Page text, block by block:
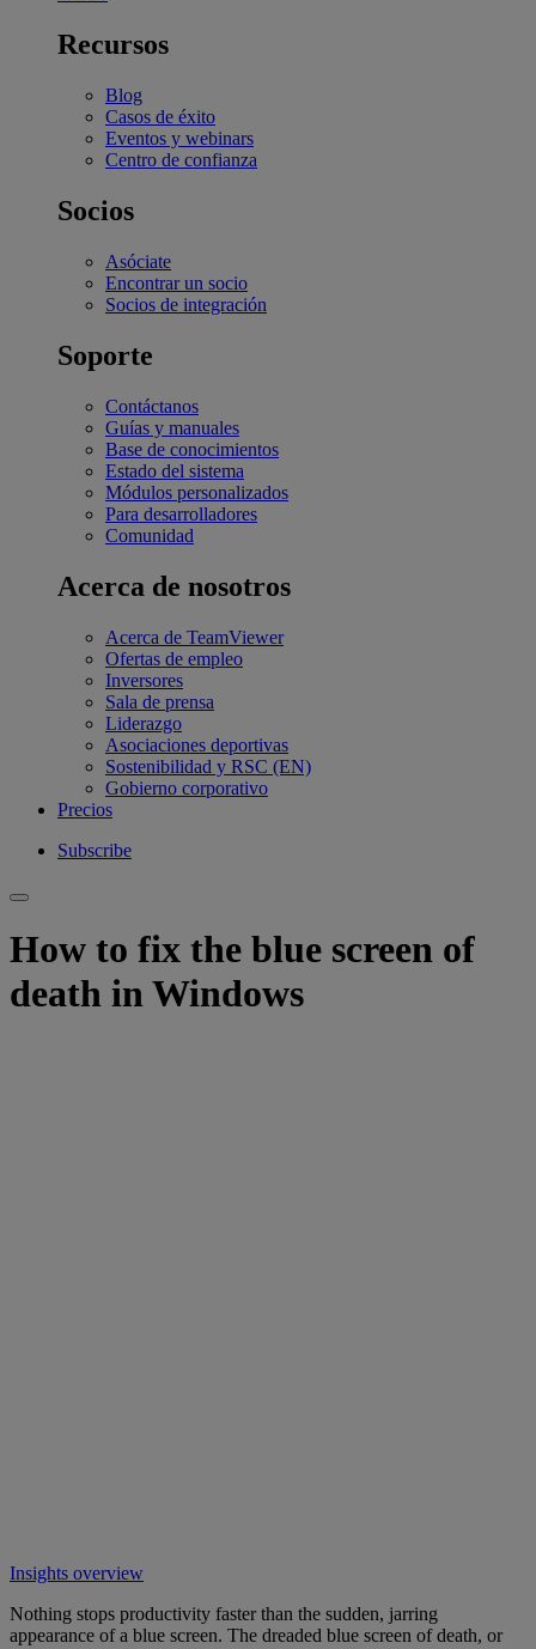
Recursos
Blog
Casos de éxito
Eventos y webinars
Centro de confianza
Socios
Asóciate
Encontrar un socio
Socios de integración
Soporte
Contáctanos
Guías y manuales
Base de conocimientos
Estado del sistema
Módulos personalizados
Para desarrolladores
Comunidad
Acerca de nosotros
Acerca de TeamViewer
Ofertas de empleo
Inversores
Sala de prensa
Liderazgo
Asociaciones deportivas
Sostenibilidad y RSC (EN)
Gobierno corporativo
Precios
Subscribe
How to fix the blue screen of
death in Windows
Insights overview
Nothing stops productivity faster than the sudden, jarring
appearance of a blue screen. The dreaded blue screen of death, or